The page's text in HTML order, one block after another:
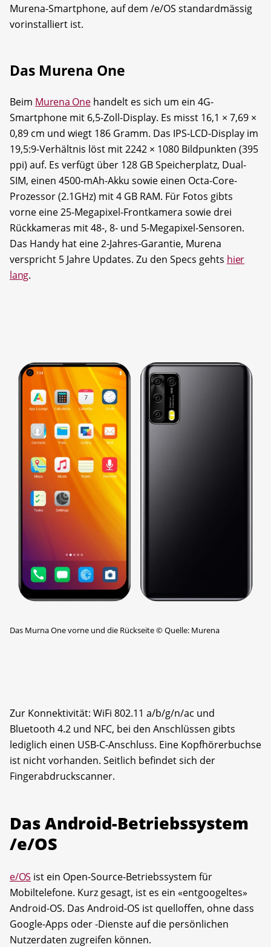
Murena-Smartphone, auf dem /e/OS standardmässig
vorinstalliert ist.
Das Murena One
Beim Murena Onehandelt es sich um ein 4G-
Smartphone mit 6,5-Zoll-Display. Es misst 16,1 × 7,69 ×
0,89 cm und wiegt 186 Gramm. Das IPS-LCD-Display im
19,5:9-Verhältnis löst mit 2242 × 1080 Bildpunkten (395
ppi) auf. Es verfügt über 128 GB Speicherplatz, Dual-
SIM, einen 4500-mAh-Akku sowie einen Octa-Core-
Prozessor (2.1GHz) mit 4 GB RAM. Für Fotos gibts
vorne eine 25-Megapixel-Frontkamera sowie drei
Rückkameras mit 48-, 8- und 5-Megapixel-Sensoren.
Das Handy hat eine 2-Jahres-Garantie, Murena
verspricht 5 Jahre Updates. Zu den Specs gehts hier
lang.
Das Murna One vorne und die Rückseite©Quelle: Murena
Zur Konnektivität: WiFi 802.11 a/b/g/n/ac und
Bluetooth 4.2 und NFC, bei den Anschlüssen gibts
lediglich einen USB-C-Anschluss. Eine Kopfhörerbuchse
ist nicht vorhanden. Seitlich befindet sich der
Fingerabdruckscanner.
Das Android-Betriebssystem
/e/OS
e/OS ist ein Open-Source-Betriebssystem für
Mobiltelefone. Kurz gesagt, ist es ein «entgoogeltes»
Android-OS. Das Android-OS ist quelloffen, ohne dass
Google-Apps oder -Dienste auf die persönlichen
Nutzerdaten zugreifen können.